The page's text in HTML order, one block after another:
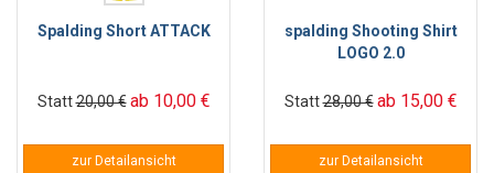
Spalding Short ATTACK
Statt20,00 € ab 10,00 €
zur Detailansicht
spalding Shooting Shirt
LOGO 2.0
Statt28,00 € ab 15,00 €
zur Detailansicht